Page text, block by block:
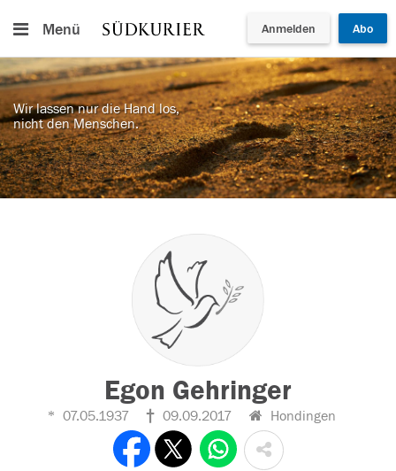
Menü Anmelden Abo
Wir lassen nur die Hand los,
nicht den Menschen.
Egon Gehringer
07.05.1937 09.09.2017 Hondingen